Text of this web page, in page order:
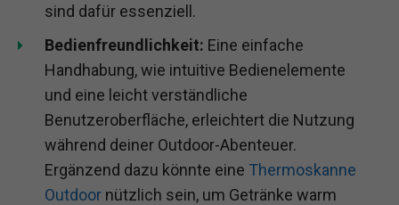
sind dafür essenziell.
Bedienfreundlichkeit: Eine einfache
Handhabung, wie intuitive Bedienelemente
und eine leicht verständliche
Benutzeroberfläche, erleichtert die Nutzung
während deiner Outdoor-Abenteuer.
Ergänzend dazu könnte eine Thermoskanne
Outdoor nützlich sein, um Getränke warm